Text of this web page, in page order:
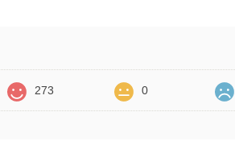
273 0